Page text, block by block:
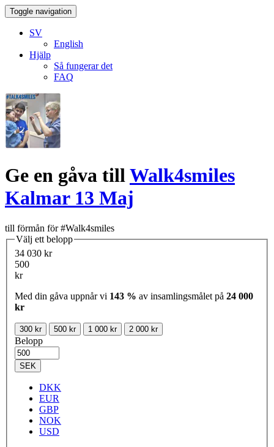
Toggle navigation
SV
English
Hjälp
Så fungerar det
FAQ
Ge en gåva tillWalk4smiles
Kalmar 13 Maj
till förmån för #Walk4smiles
Välj ett belopp
34 030 kr
500
kr
Med din gåva uppnår vi 143 % av insamlingsmålet på 24 000
kr
300 kr 500 kr 1 000 kr 2 000 kr
Belopp
SEK
DKK
EUR
GBP
NOK
USD